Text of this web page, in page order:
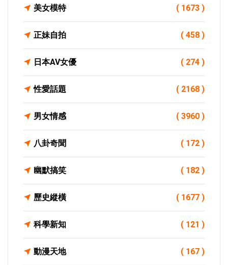
美女模特 ( 1673 )
正妹自拍 ( 458 )
日本AV女優 ( 274 )
性愛話題 ( 2168 )
男女情感 ( 3960 )
八卦奇聞 ( 172 )
幽默搞笑 ( 182 )
歷史縱橫 ( 1677 )
科學新知 ( 121 )
動漫天地 ( 167 )